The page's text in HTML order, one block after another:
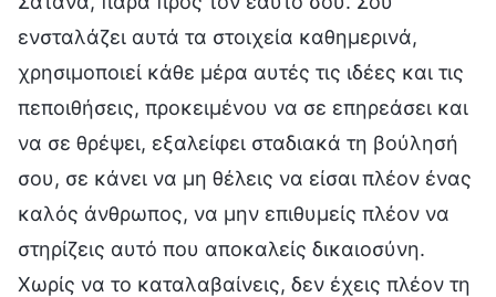
ενσταλάζει αυτά τα στοιχεία καθημερινά,
χρησιμοποιεί κάθε μέρα αυτές τις ιδέες και τις
πεποιθήσεις, προκειμένου να σε επηρεάσει και
να σε θρέψει, εξαλείφει σταδιακά τη βούλησή
σου, σε κάνει να μη θέλεις να είσαι πλέον ένας
καλός άνθρωπος, να μην επιθυμείς πλέον να
στηρίζεις αυτό που αποκαλείς δικαιοσύνη.
Χωρίς να το καταλαβαίνεις, δεν έχεις πλέον τη